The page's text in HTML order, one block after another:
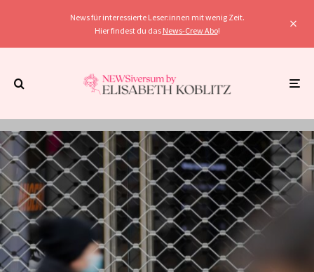
News für interessierte Leser:innen mit wenig Zeit.
Hier findest du das News-Crew Abo!